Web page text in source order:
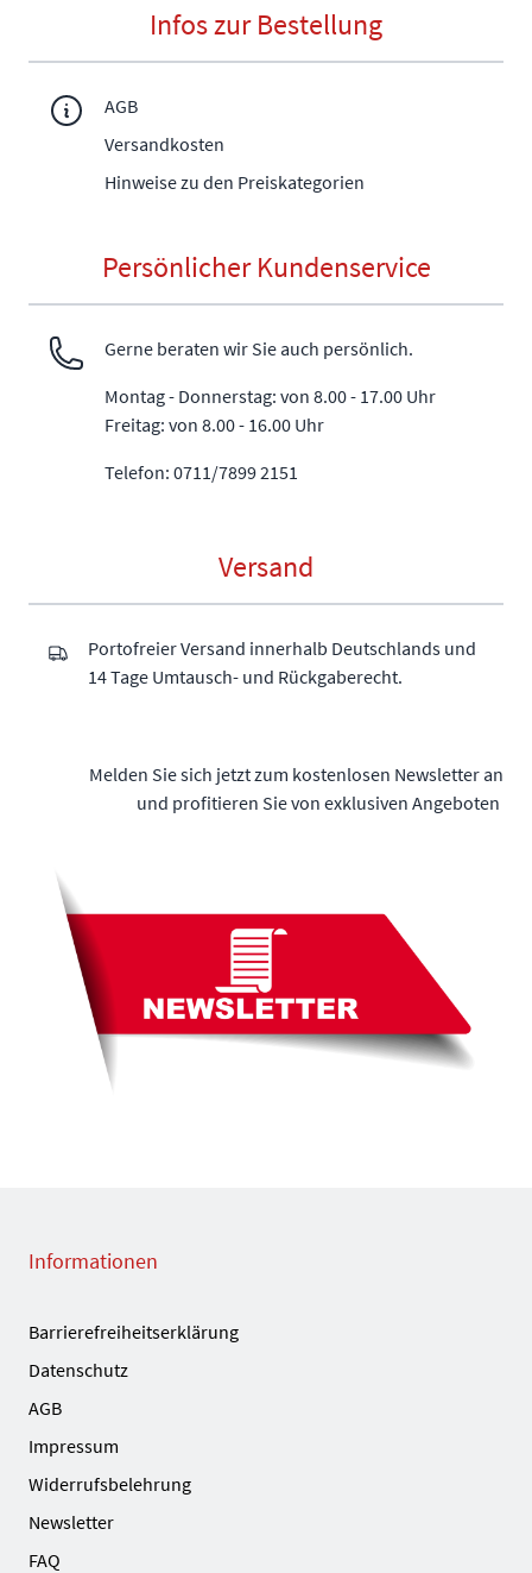
Infos zur Bestellung
AGB
Versandkosten
Hinweise zu den Preiskategorien
Persönlicher Kundenservice
Gerne beraten wir Sie auch persönlich.
Montag - Donnerstag: von 8.00 - 17.00 Uhr
Freitag: von 8.00 - 16.00 Uhr
Telefon: 0711/7899 2151
Versand
Portofreier Versand innerhalb Deutschlands und
14 Tage Umtausch- und Rückgaberecht.
Melden Sie sich jetzt zum kostenlosen Newsletter an
und profitieren Sie von exklusiven Angeboten
Informationen
Barrierefreiheitserklärung
Datenschutz
AGB
Impressum
Widerrufsbelehrung
Newsletter
FAQ